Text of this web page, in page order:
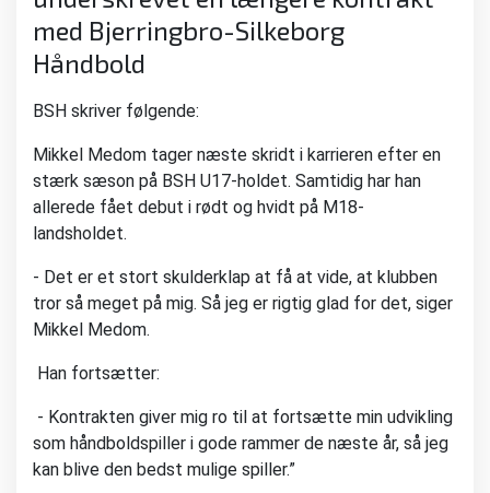
med Bjerringbro-Silkeborg
Håndbold
BSH skriver følgende:
Mikkel Medom tager næste skridt i karrieren efter en
stærk sæson på BSH U17-holdet. Samtidig har han
allerede fået debut i rødt og hvidt på M18-
landsholdet.
- Det er et stort skulderklap at få at vide, at klubben
tror så meget på mig. Så jeg er rigtig glad for det, siger
Mikkel Medom.
Han fortsætter:
- Kontrakten giver mig ro til at fortsætte min udvikling
som håndboldspiller i gode rammer de næste år, så jeg
kan blive den bedst mulige spiller.”